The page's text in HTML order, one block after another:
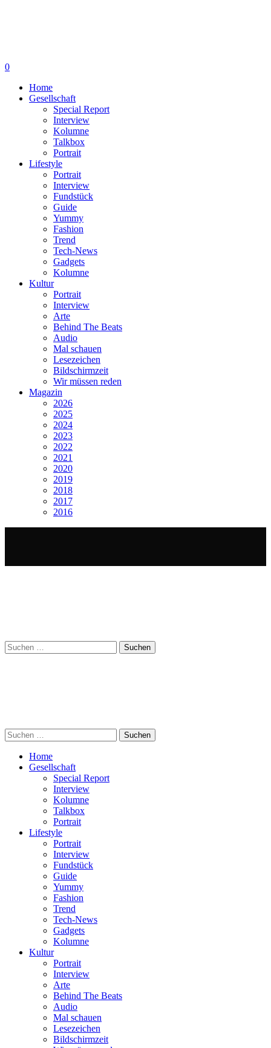
0
Home
Gesellschaft
Special Report
Interview
Kolumne
Talkbox
Portrait
Lifestyle
Portrait
Interview
Fundstück
Guide
Yummy
Fashion
Trend
Tech-News
Gadgets
Kolumne
Kultur
Portrait
Interview
Arte
Behind The Beats
Audio
Mal schauen
Lesezeichen
Bildschirmzeit
Wir müssen reden
Magazin
2026
2025
2024
2023
2022
2021
2020
2019
2018
2017
2016
Suchen
nach:
Suchen
nach:
Home
Gesellschaft
Special Report
Interview
Kolumne
Talkbox
Portrait
Lifestyle
Portrait
Interview
Fundstück
Guide
Yummy
Fashion
Trend
Tech-News
Gadgets
Kolumne
Kultur
Portrait
Interview
Arte
Behind The Beats
Audio
Mal schauen
Lesezeichen
Bildschirmzeit